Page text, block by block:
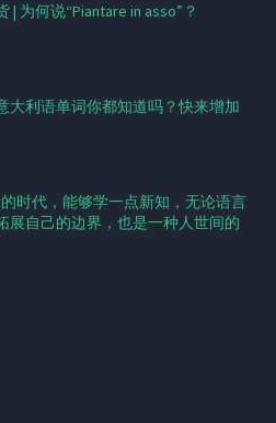
| 为何说“Piantare in asso”？
大利语单词你都知道吗？快来增加
时代，能够学一点新知，无论语言
展自己的边界，也是一种人世间的